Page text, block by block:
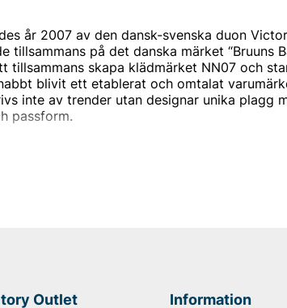
år 2007 av den dansk-svenska duon
tillsammans på det danska märket “Bruuns
tillsammans skapa klädmärket NN07 och
blivit ett etablerat och omtalat
inte av trender utan designar unika plagg
passform.
till?
oavsett bakgrund. Därav namnet NN07,
året då det skapades, 2007. Konceptet
Outlet Information